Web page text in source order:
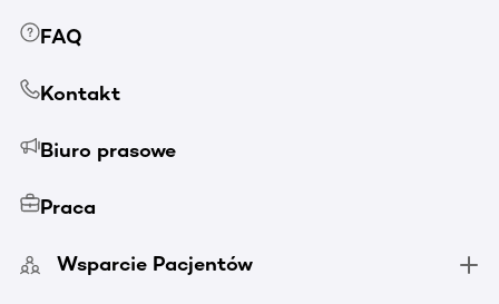
FAQ
Kontakt
Biuro prasowe
Praca
Wsparcie Pacjentów